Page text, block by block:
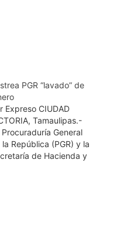
PGR “lavado” de
Expreso CIUDAD
Tamaulipas.-
Procuraduría General
República (PGR) y la
de Hacienda y